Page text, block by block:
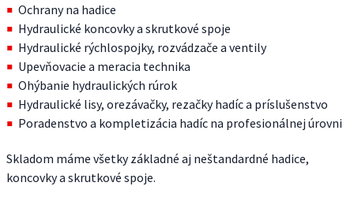
Ochrany na hadice
Hydraulické koncovky a skrutkové spoje
Hydraulické rýchlospojky, rozvádzače a ventily
Upevňovacie a meracia technika
Ohýbanie hydraulických rúrok
Hydraulické lisy, orezávačky, rezačky hadíc a príslušenstvo
Poradenstvo a kompletizácia hadíc na profesionálnej úrovni
Skladom máme všetky základné aj neštandardné hadice,
koncovky a skrutkové spoje.